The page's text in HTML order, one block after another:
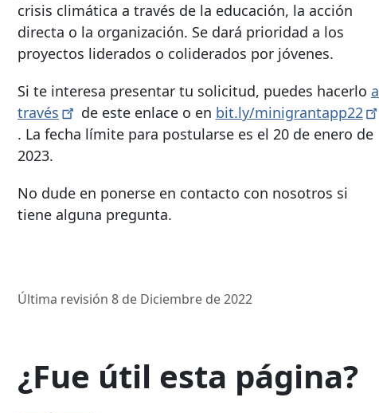
crisis climática a través de la educación, la acción
directa o la organización. Se dará prioridad a los
proyectos liderados o coliderados por jóvenes.
Si te interesa presentar tu solicitud, puedes hacerlo a
través
de este enlace o en bit.ly/minigrantapp22
. La fecha límite para postularse es el 20 de enero de
2023.
No dude en ponerse en contacto con nosotros si
tiene alguna pregunta.
Última revisión 8 de Diciembre de 2022
¿Fue útil esta página?